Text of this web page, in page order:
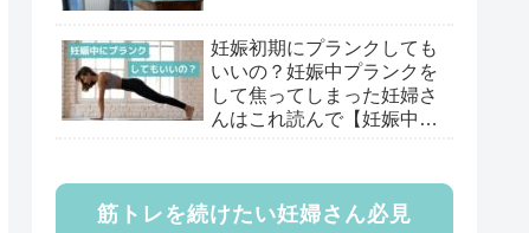
妊娠初期にプランクしても
いいの？妊娠中プランクを
して焦ってしまった妊婦さ
んはこれ読んで【妊娠中専
筋トレを続けたい妊婦さん必見